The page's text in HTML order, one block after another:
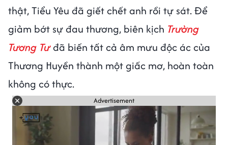
thật, Tiểu Yêu đã giết chết anh rồi tự sát. Để
giảm bớt sự đau thương, biên kịch Trường
Tương Tưđã biến tất cả âm mưu độc ác của
Thương Huyền thành một giấc mơ, hoàn toàn
không có thực.
Advertisement